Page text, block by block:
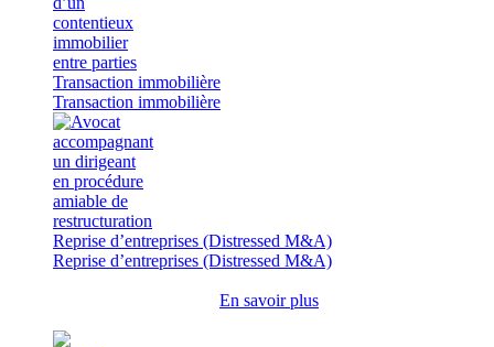
Transaction immobilière
Transaction immobilière
Reprise d’entreprises (Distressed M&A)
Reprise d’entreprises (Distressed M&A)
En savoir plus